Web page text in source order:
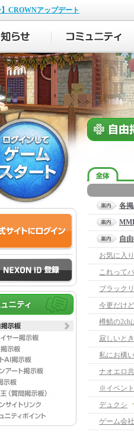
】CROWNアップデート
各
自
お気に入
これって
ブラック
今更だけど
樽鯖の2ch
寂しいと
ナオエロ
※イベン
デュクシ
ゲーム会